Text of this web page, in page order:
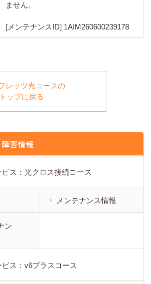
ません。
[メンテナンスID] 1AIM260600239178
レッツ光コースの
トップに戻る
害情報
ス：光クロス接続コース
メンテナンス情報
ン
ス：v6プラスコース